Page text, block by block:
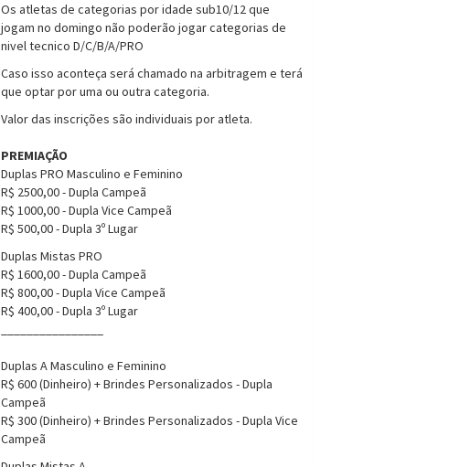
Os atletas de categorias por idade sub10/12 que
jogam no domingo não poderão jogar categorias de
nivel tecnico D/C/B/A/PRO
Caso isso aconteça será chamado na arbitragem e terá
que optar por uma ou outra categoria.
Valor das inscrições são individuais por atleta.
PREMIAÇÃO
Duplas PRO Masculino e Feminino
R$ 2500,00 - Dupla Campeã
R$ 1000,00 - Dupla Vice Campeã
R$ 500,00 - Dupla 3º Lugar
Duplas Mistas PRO
R$ 1600,00 - Dupla Campeã
R$ 800,00 - Dupla Vice Campeã
R$ 400,00 - Dupla 3º Lugar
Duplas A Masculino e Feminino
R$ 600 (Dinheiro) + Brindes Personalizados - Dupla
Campeã
R$ 300 (Dinheiro) + Brindes Personalizados - Dupla Vice
Campeã